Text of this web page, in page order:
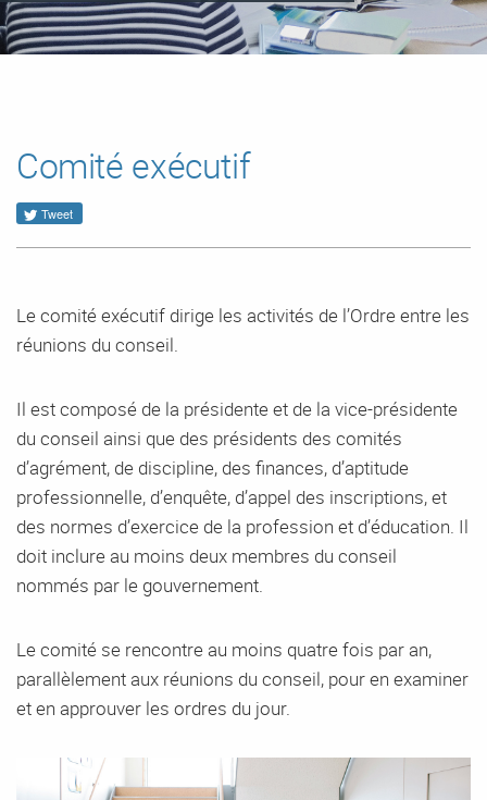
Comité exécutif
Tweet
Le comité exécutif dirige les activités de l’Ordre entre les
réunions du conseil.
Il est composé de la présidente et de la vice-présidente
du conseil ainsi que des présidents des comités
d’agrément, de discipline, des finances, d’aptitude
professionnelle, d’enquête, d’appel des inscriptions, et
des normes d’exercice de la profession et d’éducation. Il
doit inclure au moins deux membres du conseil
nommés par le gouvernement.
Le comité se rencontre au moins quatre fois par an,
parallèlement aux réunions du conseil, pour en examiner
et en approuver les ordres du jour.